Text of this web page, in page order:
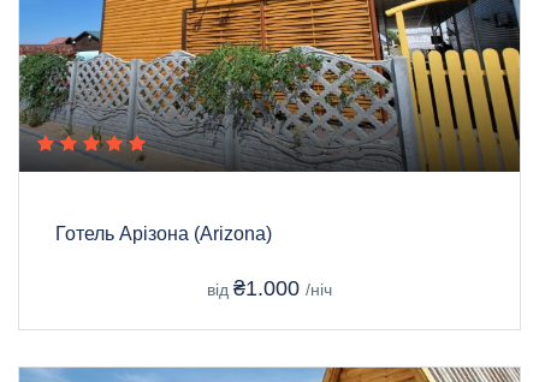
Готель Арізона (Arizona)
від ₴1.000 /ніч